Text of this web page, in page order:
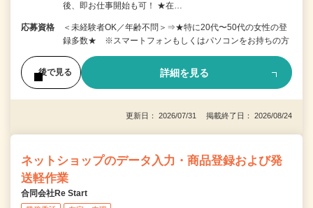
後、即お仕事開始も可！ ★在…
応募資格
＜未経験者OK／年齢不問＞⇒★特に20代〜50代の女性の登
録多数★ ※スマートフォンもしくはパソコンをお持ちの方
後で見る 詳細を見る
更新日： 2026/07/31 掲載終了日： 2026/08/24
ネットショップのデータ入力・商品登録および発
送軽作業
合同会社Re Start